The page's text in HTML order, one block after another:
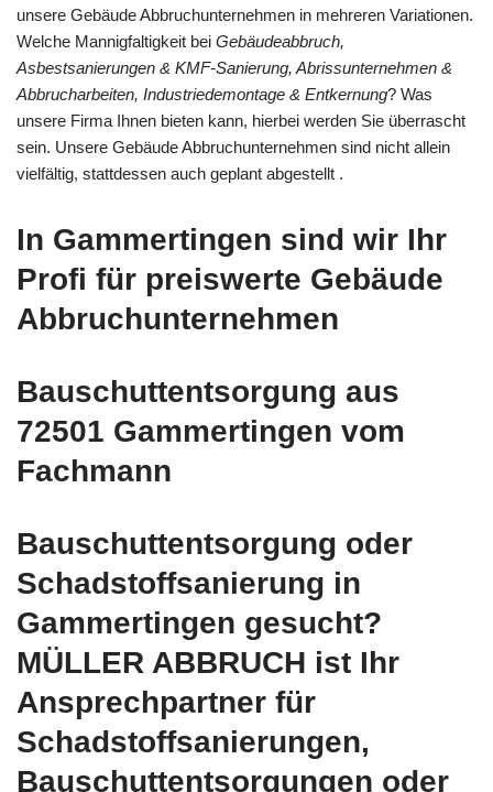
unsere Gebäude Abbruchunternehmen in mehreren Variationen.
Welche Mannigfaltigkeit bei Gebäudeabbruch,
Asbestsanierungen & KMF-Sanierung, Abrissunternehmen &
Abbrucharbeiten, Industriedemontage & Entkernung? Was
unsere Firma Ihnen bieten kann, hierbei werden Sie überrascht
sein. Unsere Gebäude Abbruchunternehmen sind nicht allein
vielfältig, stattdessen auch geplant abgestellt .
In Gammertingen sind wir Ihr
Profi für preiswerte Gebäude
Abbruchunternehmen
Bauschuttentsorgung aus
72501 Gammertingen vom
Fachmann
Bauschuttentsorgung oder
Schadstoffsanierung in
Gammertingen gesucht?
MÜLLER ABBRUCH ist Ihr
Ansprechpartner für
Schadstoffsanierungen,
Bauschuttentsorgungen oder